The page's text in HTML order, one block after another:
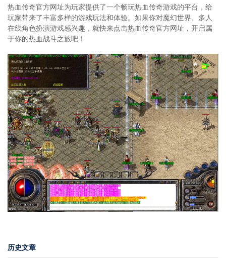
热血传奇官方网址为玩家提供了一个畅玩热血传奇游戏的平台，给
玩家带来了丰富多样的游戏玩法和体验。如果你对魔幻世界、多人
在线角色扮演游戏感兴趣，就快来点击热血传奇官方网址，开启属
于你的热血战斗之旅吧！
历史文章